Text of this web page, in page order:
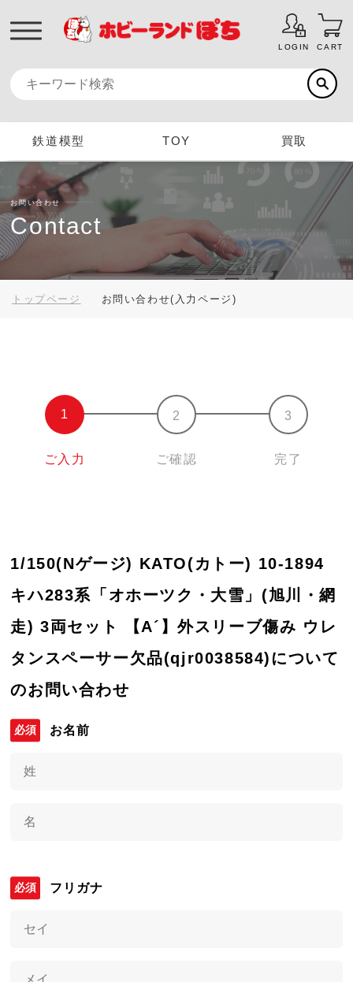
LOGIN CART
鉄道模型 TOY 買取
お問い合わせ
Contact
トップページ お問い合わせ(入力ページ)
ご入力 ご確認 完了
1/150(Nゲージ) KATO(カトー) 10-1894
キハ283系「オホーツク・大雪」(旭川・網
走) 3両セット 【A´】外スリーブ傷み ウレ
タンスペーサー欠品(qjr0038584)について
のお問い合わせ
お名前
フリガナ